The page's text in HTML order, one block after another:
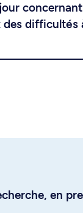
des
en